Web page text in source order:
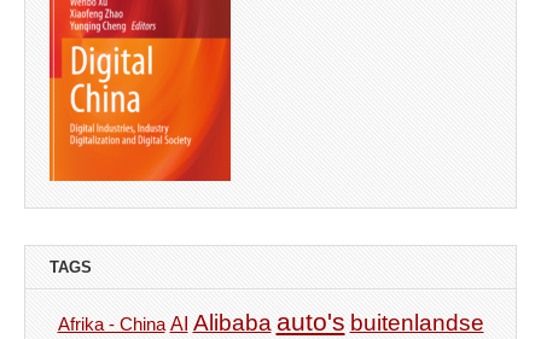
TAGS
Afrika - China AI Alibaba auto's buitenlandse